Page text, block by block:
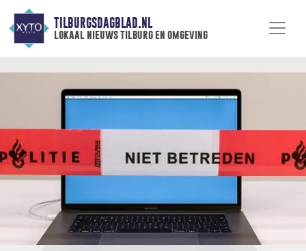
TILBURGSDAGBLAD.NL
lokaal nieuws tilburg en omgeving